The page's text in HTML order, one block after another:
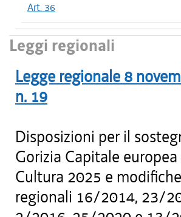
Art. 36
Leggi regionali
Legge regionale 8
n. 19
Disposizioni per il
Gorizia Capitale
Cultura 2025 e
regionali 16/2014, 23/